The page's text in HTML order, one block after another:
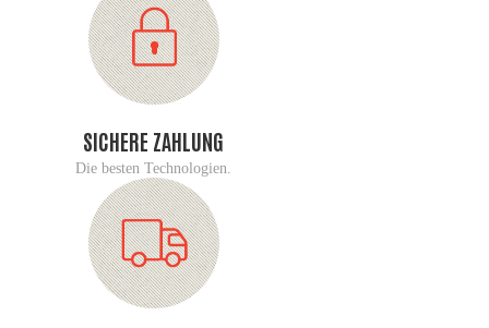
SICHERE ZAHLUNG
Die besten Technologien.